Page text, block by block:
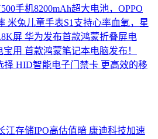
手机8200mAh超大电池，OPPO
米兔儿童手表S1支持心率血氧，星
屏 华为发布首款鸿蒙折叠屏电
宝用 首款鸿蒙笔记本电脑发布！
择 HID智能电子门禁卡 更高效的移
江存储IPO高估值暗 康迪科技加速